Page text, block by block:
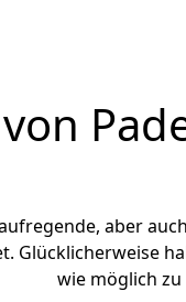
aber auch
Glücklicherweise
wie möglich